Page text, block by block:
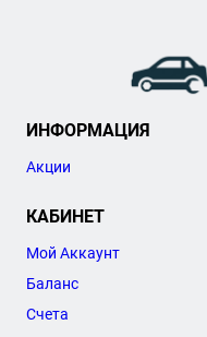
ИНФОРМАЦИЯ
Акции
КАБИНЕТ
Мой Аккаунт
Баланс
Счета